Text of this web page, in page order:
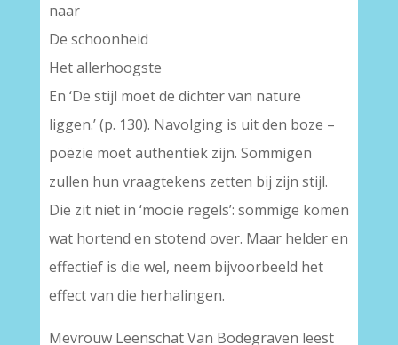
naar
De schoonheid
Het allerhoogste
En ‘De stijl moet de dichter van nature
liggen.’ (p. 130). Navolging is uit den boze –
poëzie moet authentiek zijn. Sommigen
zullen hun vraagtekens zetten bij zijn stijl.
Die zit niet in ‘mooie regels’: sommige komen
wat hortend en stotend over. Maar helder en
effectief is die wel, neem bijvoorbeeld het
effect van die herhalingen.
Mevrouw Leenschat Van Bodegraven leest